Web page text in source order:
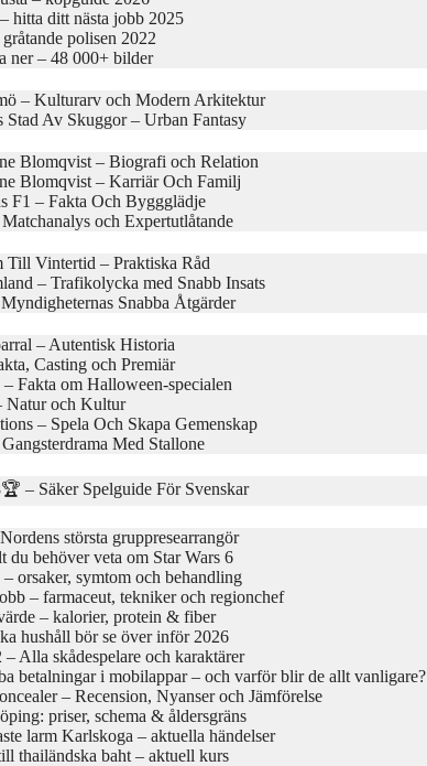
hitta ditt nästa jobb 2025
polisen 2022
ner – 48 000+ bilder
– Kulturarv och Modern Arkitektur
Stad Av Skuggor – Urban Fantasy
Blomqvist – Biografi och Relation
Blomqvist – Karriär Och Familj
F1 – Fakta Och Byggglädje
och Expertutlåtande
Till Vintertid – Praktiska Råd
– Trafikolycka med Snabb Insats
Snabba Åtgärder
– Autentisk Historia
Casting och Premiär
Fakta om Halloween-specialen
Natur och Kultur
– Spela Och Skapa Gemenskap
Med Stallone
– Säker Spelguide För Svenskar
största gruppresearrangör
du behöver veta om Star Wars 6
orsaker, symtom och behandling
– farmaceut, tekniker och regionchef
– kalorier, protein & fiber
hushåll bör se över inför 2026
Alla skådespelare och karaktärer
betalningar i mobilappar – och varför blir de allt vanligare?
– Recension, Nyanser och Jämförelse
priser, schema & åldersgräns
larm Karlskoga – aktuella händelser
thailändska baht – aktuell kurs